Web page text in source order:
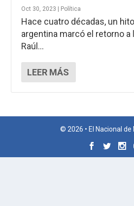
Oct 30, 2023 Política
Hace cuatro décadas, un
argentina marcó el retorno a
Raúl...
LEER MÁS
© 2026 • El Nacional